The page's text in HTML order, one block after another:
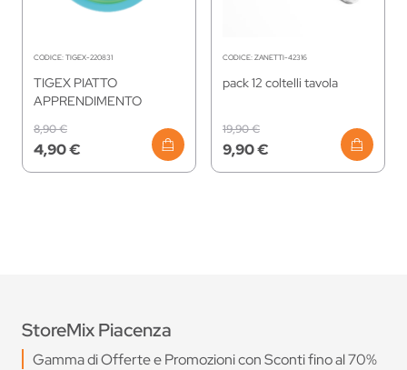
CODICE: TIGEX-220831
TIGEX PIATTO
APPRENDIMENTO
4,90 €
8,90 €
CODICE: ZANETTI-42316
pack 12 coltelli tavola
9,90 €
19,90 €
StoreMix Piacenza
Gamma di Offerte e Promozioni con Sconti fino al 70%